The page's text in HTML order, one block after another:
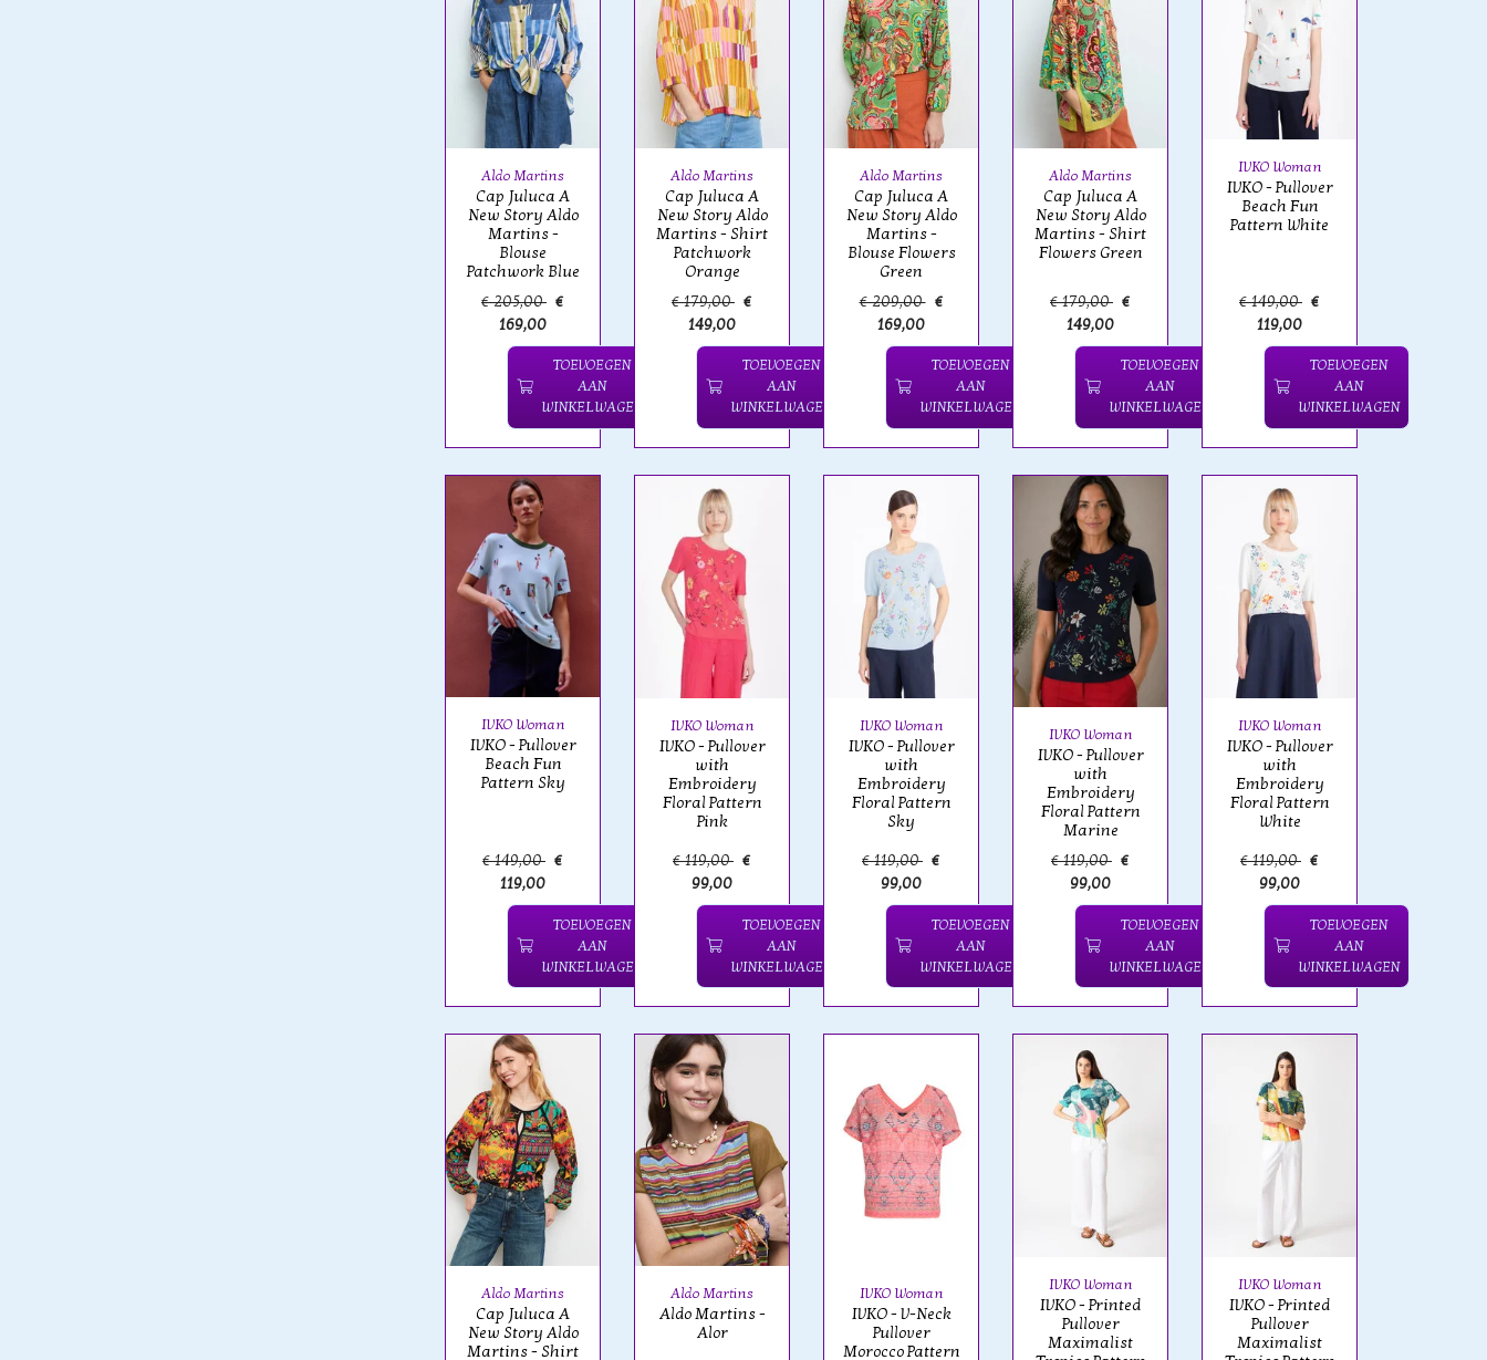
Aldo Martins
Cap Juluca A
New Story Aldo
Martins -
Blouse
Patchwork Blue
€ 205,00 €
169,00
TOEVOEGEN
AAN
WINKELWAGEN
Aldo Martins
Cap Juluca A
New Story Aldo
Martins - Shirt
Patchwork
Orange
€ 179,00 €
149,00
TOEVOEGEN
AAN
WINKELWAGEN
Aldo Martins
Cap Juluca A
New Story Aldo
Martins -
Blouse Flowers
Green
€ 209,00 €
169,00
TOEVOEGEN
AAN
WINKELWAGEN
Aldo Martins
Cap Juluca A
New Story Aldo
Martins - Shirt
Flowers Green
€ 179,00 €
149,00
TOEVOEGEN
AAN
WINKELWAGEN
IVKO Woman
IVKO - Pullover
Beach Fun
Pattern White
€ 149,00 €
119,00
TOEVOEGEN
AAN
WINKELWAGEN
IVKO Woman
IVKO - Pullover
Beach Fun
Pattern Sky
€ 149,00 €
119,00
TOEVOEGEN
AAN
WINKELWAGEN
IVKO Woman
IVKO - Pullover
with
Embroidery
Floral Pattern
Pink
€ 119,00 €
99,00
TOEVOEGEN
AAN
WINKELWAGEN
IVKO Woman
IVKO - Pullover
with
Embroidery
Floral Pattern
Sky
€ 119,00 €
99,00
TOEVOEGEN
AAN
WINKELWAGEN
IVKO Woman
IVKO - Pullover
with
Embroidery
Floral Pattern
Marine
€ 119,00 €
99,00
TOEVOEGEN
AAN
WINKELWAGEN
IVKO Woman
IVKO - Pullover
with
Embroidery
Floral Pattern
White
€ 119,00 €
99,00
TOEVOEGEN
AAN
WINKELWAGEN
Aldo Martins
Cap Juluca A
New Story Aldo
Martins - Shirt
Aldo Martins
Aldo Martins -
Alor
IVKO Woman
IVKO - V-Neck
Pullover
Morocco Pattern
IVKO Woman
IVKO - Printed
Pullover
Maximalist
IVKO Woman
IVKO - Printed
Pullover
Maximalist